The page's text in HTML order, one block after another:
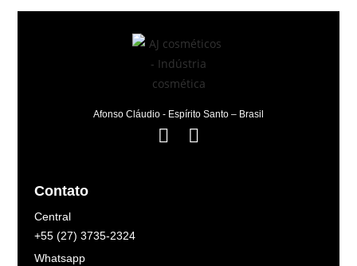
Afonso Cláudio - Espírito Santo – Brasil
Contato
Central
+55 (27) 3735-2324
Whatsapp